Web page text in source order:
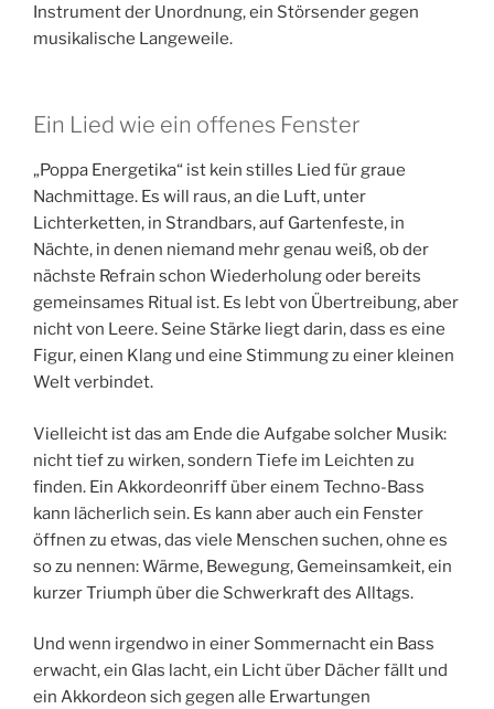
Instrument der Unordnung, ein Störsender gegen
musikalische Langeweile.
Ein Lied wie ein offenes Fenster
„Poppa Energetika“ ist kein stilles Lied für graue
Nachmittage. Es will raus, an die Luft, unter
Lichterketten, in Strandbars, auf Gartenfeste, in
Nächte, in denen niemand mehr genau weiß, ob der
nächste Refrain schon Wiederholung oder bereits
gemeinsames Ritual ist. Es lebt von Übertreibung, aber
nicht von Leere. Seine Stärke liegt darin, dass es eine
Figur, einen Klang und eine Stimmung zu einer kleinen
Welt verbindet.
Vielleicht ist das am Ende die Aufgabe solcher Musik:
nicht tief zu wirken, sondern Tiefe im Leichten zu
finden. Ein Akkordeonriff über einem Techno-Bass
kann lächerlich sein. Es kann aber auch ein Fenster
öffnen zu etwas, das viele Menschen suchen, ohne es
so zu nennen: Wärme, Bewegung, Gemeinsamkeit, ein
kurzer Triumph über die Schwerkraft des Alltags.
Und wenn irgendwo in einer Sommernacht ein Bass
erwacht, ein Glas lacht, ein Licht über Dächer fällt und
ein Akkordeon sich gegen alle Erwartungen